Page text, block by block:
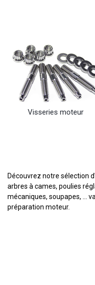
Visseries moteur
Découvrez notre sélection
arbres à cames, poulies
mécaniques, soupapes, ...
préparation moteur.